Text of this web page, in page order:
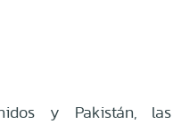
y Pakistán, las